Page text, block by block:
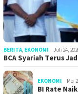
BERITA EKONOMI Juli 24,
BCA Syariah Terus
EKONOMI Mei
BI Rate